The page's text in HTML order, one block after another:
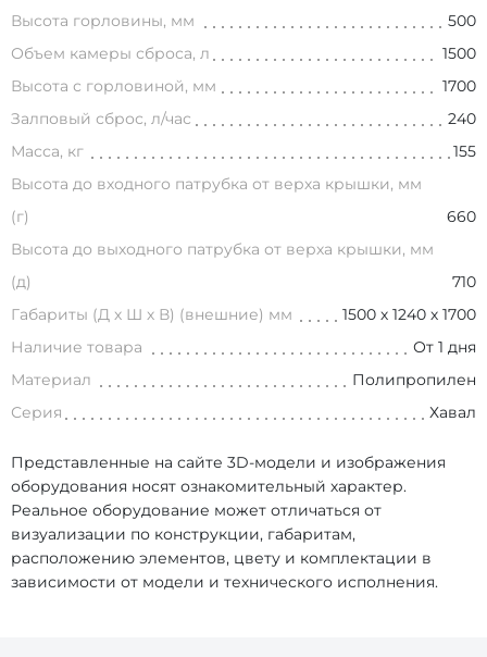
Высота горловины, мм
500
Объем камеры сброса, л
1500
Высота с горловиной, мм
1700
Залповый сброс, л/час
240
Масса, кг
155
Высота до входного патрубка от верха крышки, мм
(г)
660
Высота до выходного патрубка от верха крышки, мм
(д)
710
Габариты (Д х Ш х В) (внешние) мм
1500 х 1240 х 1700
Наличие товара
От 1 дня
Материал
Полипропилен
Серия
Хавал
Представленные на сайте 3D-модели и изображения
оборудования носят ознакомительный характер.
Реальное оборудование может отличаться от
визуализации по конструкции, габаритам,
расположению элементов, цвету и комплектации в
зависимости от модели и технического исполнения.